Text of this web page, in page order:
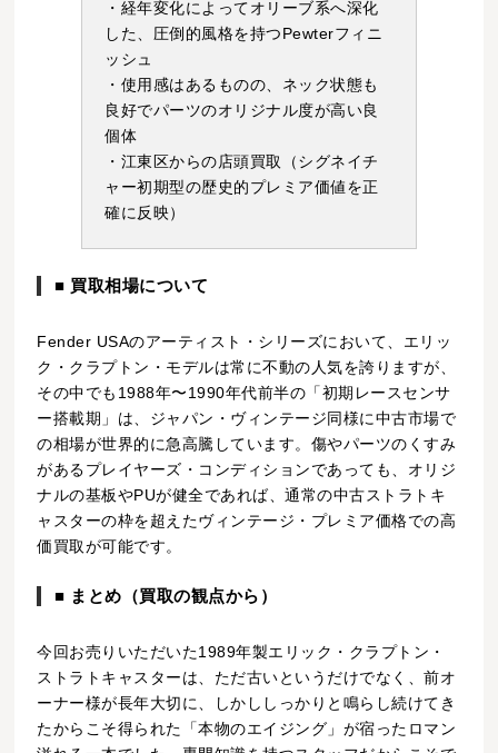
・経年変化によってオリーブ系へ深化
した、圧倒的風格を持つPewterフィニ
ッシュ
・使用感はあるものの、ネック状態も
良好でパーツのオリジナル度が高い良
個体
・江東区からの店頭買取（シグネイチ
ャー初期型の歴史的プレミア価値を正
確に反映）
■ 買取相場について
Fender USAのアーティスト・シリーズにおいて、エリッ
ク・クラプトン・モデルは常に不動の人気を誇りますが、
その中でも1988年〜1990年代前半の「初期レースセンサ
ー搭載期」は、ジャパン・ヴィンテージ同様に中古市場で
の相場が世界的に急高騰しています。傷やパーツのくすみ
があるプレイヤーズ・コンディションであっても、オリジ
ナルの基板やPUが健全であれば、通常の中古ストラトキ
ャスターの枠を超えたヴィンテージ・プレミア価格での高
価買取が可能です。
■ まとめ（買取の観点から）
今回お売りいただいた1989年製エリック・クラプトン・
ストラトキャスターは、ただ古いというだけでなく、前オ
ーナー様が長年大切に、しかししっかりと鳴らし続けてき
たからこそ得られた「本物のエイジング」が宿ったロマン